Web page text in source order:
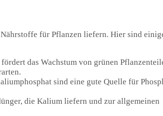
für Pflanzen liefern. Hier sind
das Wachstum von grünen
sind eine gute Quelle für
die Kalium liefern und zur allgemeinen